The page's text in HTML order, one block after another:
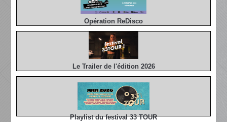
Opération ReDisco
Le Trailer de l'édition 2026
Playlist du festival 33 TOUR